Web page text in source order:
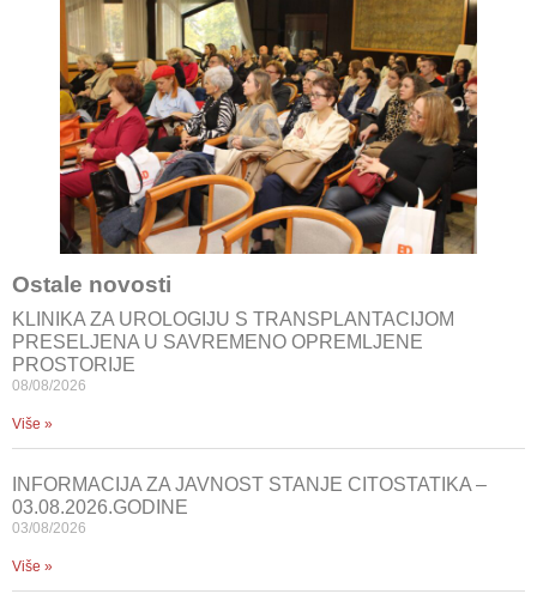
Ostale novosti
KLINIKA ZA UROLOGIJU S TRANSPLANTACIJOM
PRESELJENA U SAVREMENO OPREMLJENE
PROSTORIJE
08/08/2026
Više »
INFORMACIJA ZA JAVNOST STANJE CITOSTATIKA –
03.08.2026.GODINE
03/08/2026
Više »